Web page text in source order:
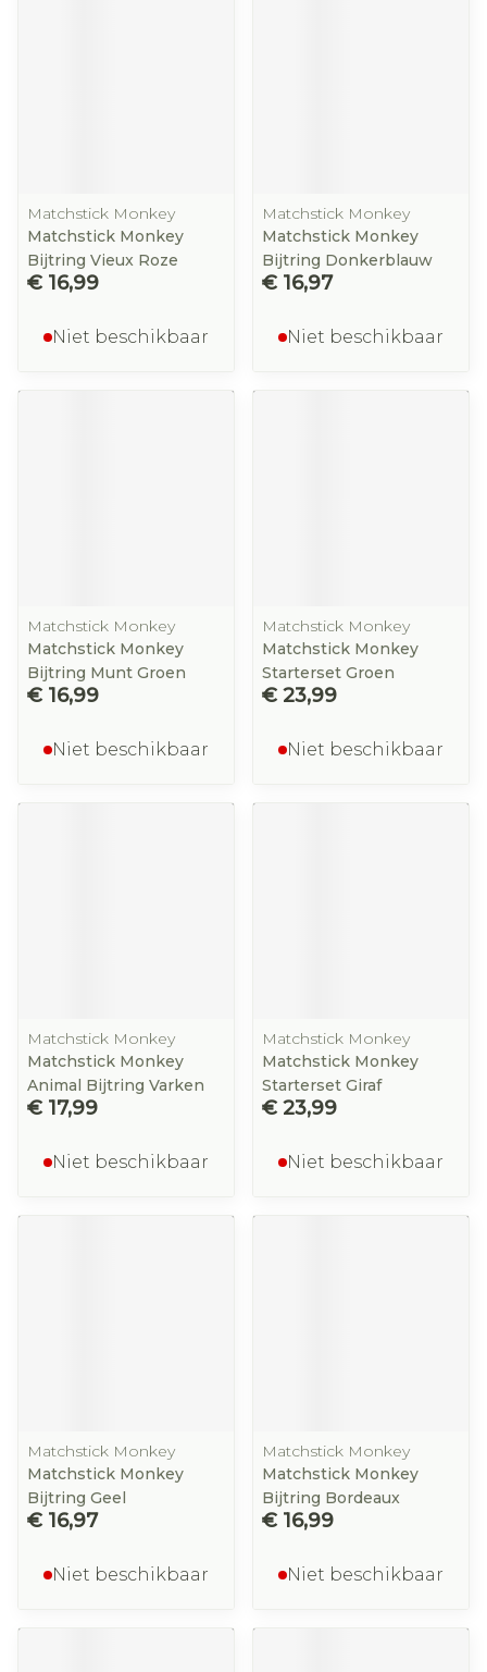
Matchstick Monkey
Matchstick Monkey
Bijtring Vieux Roze
€ 16,99
Niet beschikbaar
Matchstick Monkey
Matchstick Monkey
Bijtring Donkerblauw
€ 16,97
Niet beschikbaar
Matchstick Monkey
Matchstick Monkey
Bijtring Munt Groen
€ 16,99
Niet beschikbaar
Matchstick Monkey
Matchstick Monkey
Starterset Groen
€ 23,99
Niet beschikbaar
Matchstick Monkey
Matchstick Monkey
Animal Bijtring Varken
€ 17,99
Niet beschikbaar
Matchstick Monkey
Matchstick Monkey
Starterset Giraf
€ 23,99
Niet beschikbaar
Matchstick Monkey
Matchstick Monkey
Bijtring Geel
€ 16,97
Niet beschikbaar
Matchstick Monkey
Matchstick Monkey
Bijtring Bordeaux
€ 16,99
Niet beschikbaar